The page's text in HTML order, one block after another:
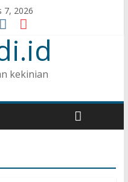
7, 2026
kekinian